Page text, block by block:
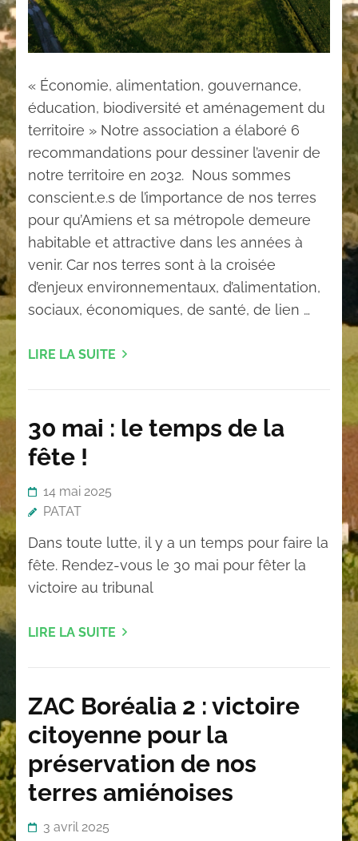
« Économie, alimentation, gouvernance,
éducation, biodiversité et aménagement du
territoire » Notre association a élaboré 6
recommandations pour dessiner l’avenir de
notre territoire en 2032. Nous sommes
conscient.e.s de l’importance de nos terres
pour qu’Amiens et sa métropole demeure
habitable et attractive dans les années à
venir. Car nos terres sont à la croisée
d’enjeux environnementaux, d’alimentation,
sociaux, économiques, de santé, de lien …
LIRE LA SUITE
30 mai : le temps de la
fête !
14 mai 2025
PATAT
Dans toute lutte, il y a un temps pour faire la
fête. Rendez-vous le 30 mai pour fêter la
victoire au tribunal
LIRE LA SUITE
ZAC Boréalia 2 : victoire
citoyenne pour la
préservation de nos
terres amiénoises
3 avril 2025